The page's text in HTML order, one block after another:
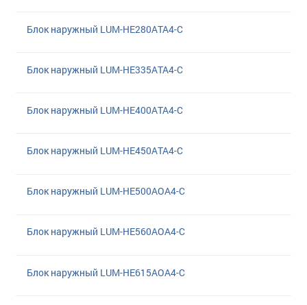
Блок наружный LUM-HE280ATA4-C
Блок наружный LUM-HE335ATA4-C
Блок наружный LUM-HE400ATA4-C
Блок наружный LUM-HE450ATA4-C
Блок наружный LUM-HE500AOA4-C
Блок наружный LUM-HE560AOA4-C
Блок наружный LUM-HE615AOA4-C